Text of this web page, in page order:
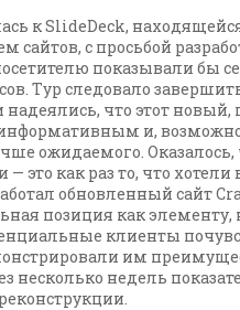
к SlideDeck,
с просьбой
показывали бы
Тур следовало
что этот новый,
информативным и,
ожидаемого. Оказалось,
как раз то, что хотели
обновленный сайт
позиция как элементу,
клиенты
им
несколько недель